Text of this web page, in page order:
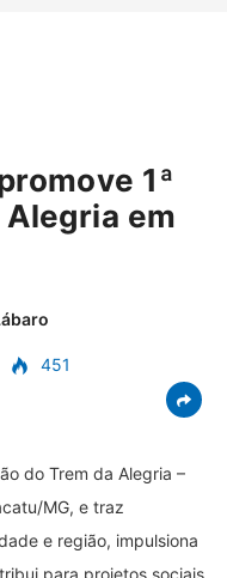
1ª
em
451
do Trem da Alegria –
MG, e traz
e região, impulsiona
para projetos sociais